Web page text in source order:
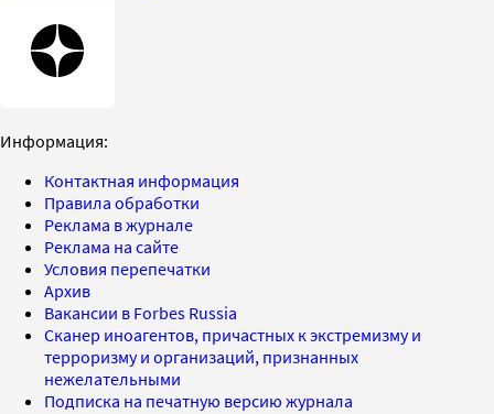
Информация:
Контактная информация
Правила обработки
Реклама в журнале
Реклама на сайте
Условия перепечатки
Архив
Вакансии в Forbes Russia
Сканер иноагентов, причастных к экстремизму и
терроризму и организаций, признанных
нежелательными
Подписка на печатную версию журнала